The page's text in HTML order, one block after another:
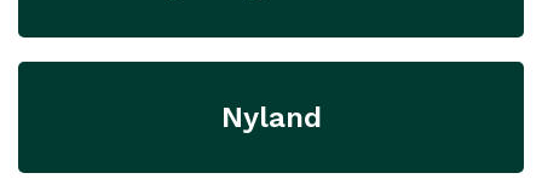
Nyland